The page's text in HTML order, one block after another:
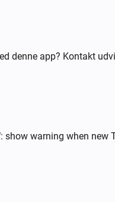
for
til
denne app? Kontakt
show warning when new